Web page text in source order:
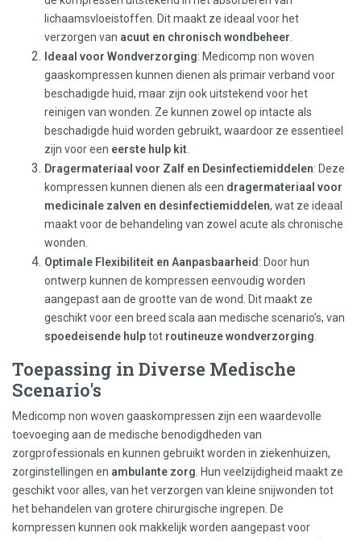
lichaamsvloeistoffen. Dit maakt ze ideaal voor het
verzorgen van acuut en chronisch wondbeheer
Ideaal voor Wondverzorging: Medicomp non woven
gaaskompressen kunnen dienen als primair verband voor
beschadigde huid, maar zijn ook uitstekend voor het
reinigen van wonden. Ze kunnen zowel op intacte als
beschadigde huid worden gebruikt, waardoor ze essentieel
zijn voor een eerste hulp kit
Dragermateriaal voor Zalf en Desinfectiemiddelen: Deze
kompressen kunnen dienen als een dragermateriaal voor
medicinale zalven en desinfectiemiddelen, wat ze ideaal
maakt voor de behandeling van zowel acute als chronische
wonden.
Optimale Flexibiliteit en Aanpasbaarheid : Door hun
ontwerp kunnen de kompressen eenvoudig worden
aangepast aan de grootte van de wond. Dit maakt ze
geschikt voor een breed scala aan medische scenario’s, van
spoedeisende hulptot routineuze wondverzorging
Toepassing in Diverse Medische
Scenario's
Medicomp non woven gaaskompressen zijn een waardevolle
toevoeging aan de medische benodigdheden van
zorgprofessionals en kunnen gebruikt worden in ziekenhuizen,
zorginstellingen en ambulante zorg . Hun veelzijdigheid maakt ze
geschikt voor alles, van het verzorgen van kleine snijwonden tot
het behandelen van grotere chirurgische ingrepen. De
kompressen kunnen ook makkelijk worden aangepast voor